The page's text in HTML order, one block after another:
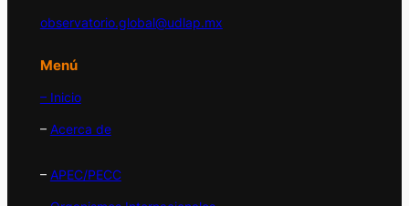
observatorio.global@udlap.mx
Menú
– Inicio
– Acerca de
– APEC/PECC